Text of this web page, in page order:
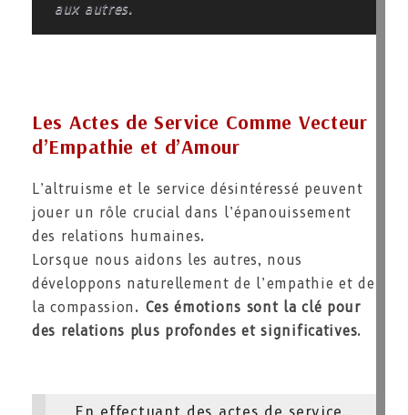
aux autres.
Les Actes de Service Comme Vecteur
d’Empathie et d’Amour
L’altruisme et le service désintéressé peuvent
jouer un rôle crucial dans l’épanouissement
des relations humaines.
Lorsque nous aidons les autres, nous
développons naturellement de l’empathie et de
la compassion. Ces émotions sont la clé pour
des relations plus profondes et significatives.
En effectuant des actes de service,